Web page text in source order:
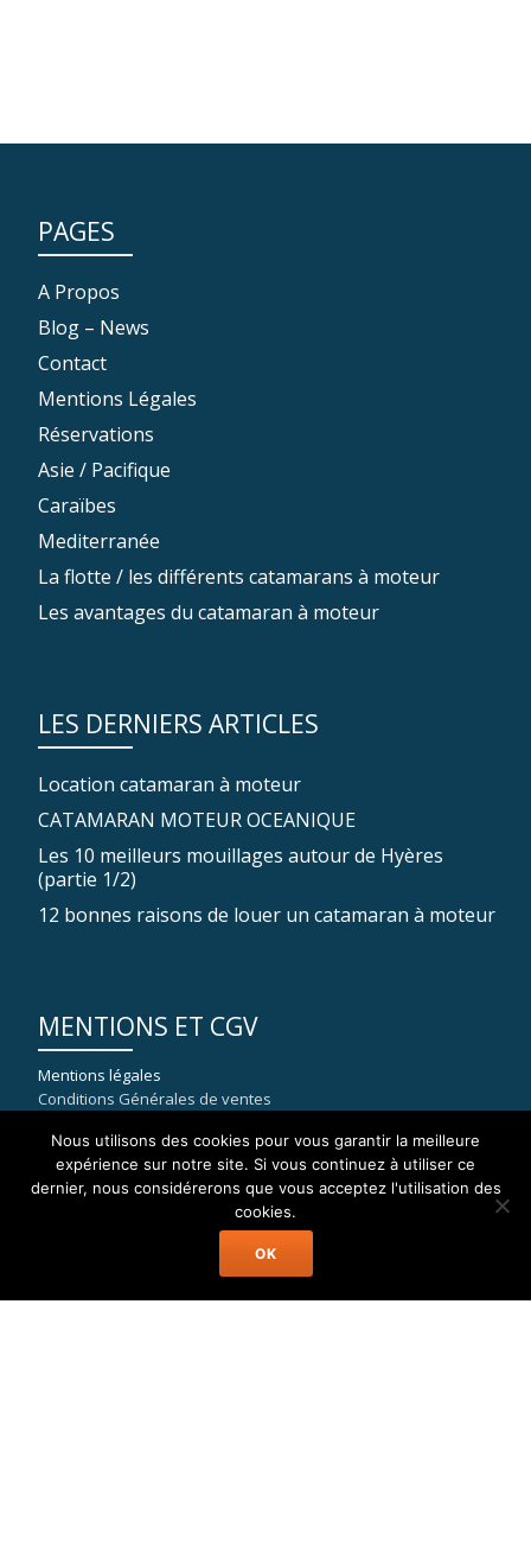
PAGES
A Propos
Blog – News
Contact
Mentions Légales
Réservations
Asie / Pacifique
Caraïbes
Mediterranée
La flotte / les différents catamarans à moteur
Les avantages du catamaran à moteur
LES DERNIERS ARTICLES
Location catamaran à moteur
CATAMARAN MOTEUR OCEANIQUE
Les 10 meilleurs mouillages autour de Hyères
(partie 1/2)
12 bonnes raisons de louer un catamaran à moteur
MENTIONS ET CGV
Mentions légales
Conditions Générales de ventes
83400 HYERES
Nous utilisons des cookies pour vous garantir la meilleure
expérience sur notre site. Si vous continuez à utiliser ce
dernier, nous considérerons que vous acceptez l'utilisation des
cookies.
OK